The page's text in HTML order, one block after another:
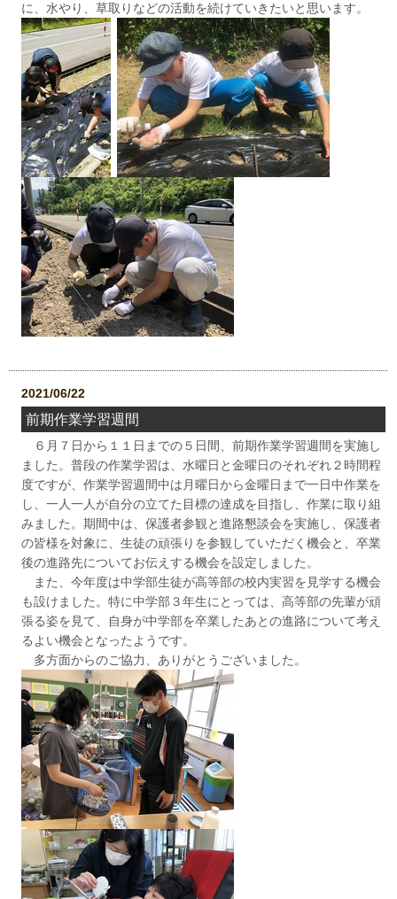
に、水やり、草取りなどの活動を続けていきたいと思います。
2021/06/22
前期作業学習週間
６月７日から１１日までの５日間、前期作業学習週間を実施し
ました。普段の作業学習は、水曜日と金曜日のそれぞれ２時間程
度ですが、作業学習週間中は月曜日から金曜日まで一日中作業を
し、一人一人が自分の立てた目標の達成を目指し、作業に取り組
みました。期間中は、保護者参観と進路懇談会を実施し、保護者
の皆様を対象に、生徒の頑張りを参観していただく機会と、卒業
後の進路先についてお伝えする機会を設定しました。
また、今年度は中学部生徒が高等部の校内実習を見学する機会
も設けました。特に中学部３年生にとっては、高等部の先輩が頑
張る姿を見て、自身が中学部を卒業したあとの進路について考え
るよい機会となったようです。
多方面からのご協力、ありがとうございました。